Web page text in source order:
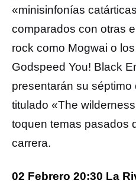
«minisinfonías
comparados con otras
rock como Mogwai o
Godspeed You! Black
presentarán su séptimo
titulado «The
toquen temas pasados
carrera.
02 Febrero 20:30 La